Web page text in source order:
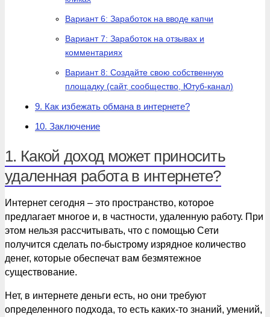
Вариант 6: Заработок на вводе капчи
Вариант 7: Заработок на отзывах и
комментариях
Вариант 8: Создайте свою собственную
площадку (сайт, сообщество, Ютуб-канал)
9. Как избежать обмана в интернете?
10. Заключение
1. Какой доход может приносить
удаленная работа в интернете?
Интернет сегодня – это пространство, которое
предлагает многое и, в частности, удаленную работу. При
этом нельзя рассчитывать, что с помощью Сети
получится сделать по-быстрому изрядное количество
денег, которые обеспечат вам безмятежное
существование.
Нет, в интернете деньги есть, но они требуют
определенного подхода, то есть каких-то знаний, умений,